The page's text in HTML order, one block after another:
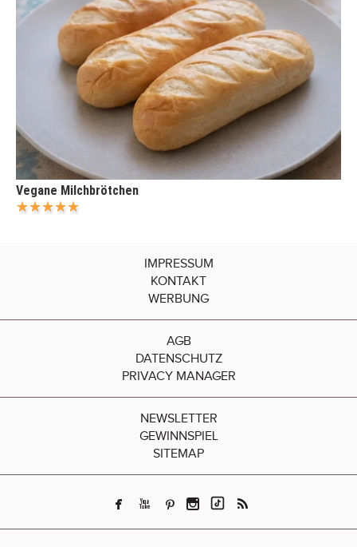
Vegane Milchbrötchen
IMPRESSUM
KONTAKT
WERBUNG
AGB
DATENSCHUTZ
PRIVACY MANAGER
NEWSLETTER
GEWINNSPIEL
SITEMAP